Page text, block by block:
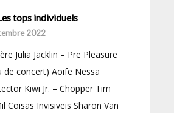
tops individuels
2022
Julia Jacklin – Pre Pleasure
de concert) Aoife Nessa
Kiwi Jr. – Chopper Tim
Coisas Invisiveis Sharon Van